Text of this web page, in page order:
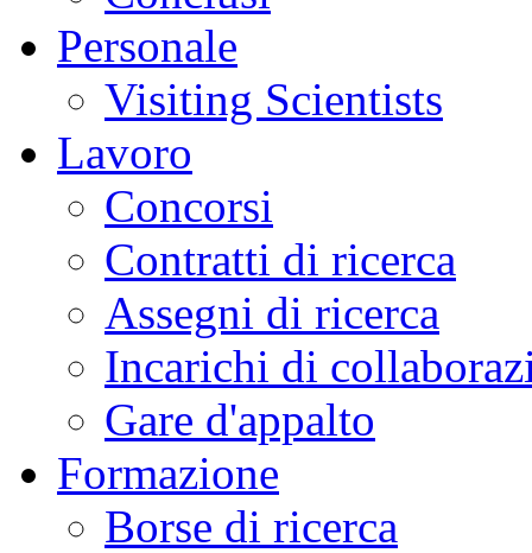
Personale
Visiting Scientists
Lavoro
Concorsi
Contratti di ricerca
Assegni di ricerca
Incarichi di
Gare d'appalto
Formazione
Borse di ricerca